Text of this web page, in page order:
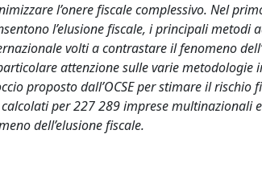
l’onere fiscale complessivo. Nel
l’elusione fiscale, i principali metodi
volti a contrastare il fenomeno
attenzione sulle varie metodologie
proposto dall’OCSE per stimare il rischio
per 227 289 imprese multinazionali
dell’elusione fiscale.